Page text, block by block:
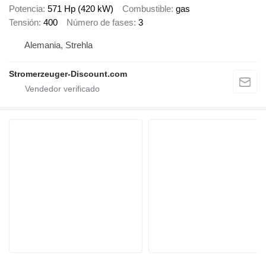
Potencia 571 Hp (420 kW) Combustible gas
Tensión 400 Número de fases 3
Alemania, Strehla
Stromerzeuger-Discount.com